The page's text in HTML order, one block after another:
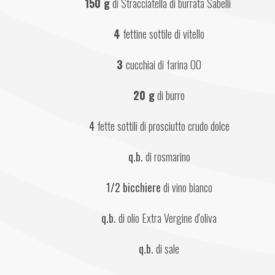
4 fettine sottile di vitello
3 cucchiai di farina 00
20 g di burro
4 fette sottili di prosciutto crudo dolce
q.b. di rosmarino
1/2 bicchiere di vino bianco
q.b. di olio Extra Vergine d'oliva
q.b. di sale